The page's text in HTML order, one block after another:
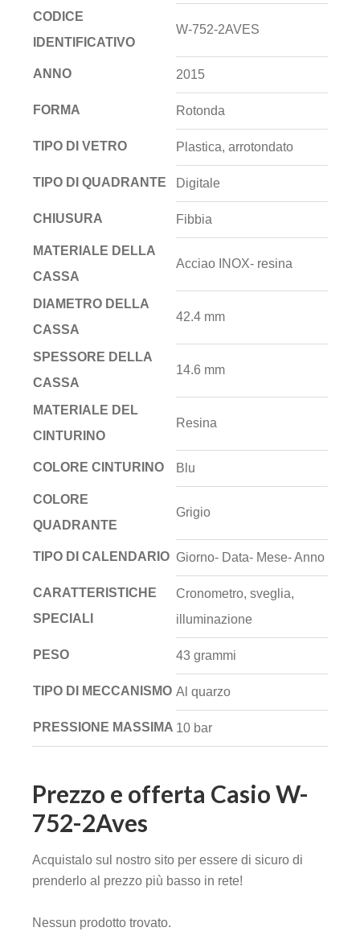
CODICE
IDENTIFICATIVO
W-752-2AVES
ANNO 2015
FORMA Rotonda
TIPO DI VETRO Plastica, arrotondato
TIPO DI QUADRANTE Digitale
CHIUSURA Fibbia
MATERIALE DELLA
CASSA
Acciao INOX- resina
DIAMETRO DELLA
CASSA
42.4 mm
SPESSORE DELLA
CASSA
14.6 mm
MATERIALE DEL
CINTURINO
Resina
COLORE CINTURINO Blu
COLORE
QUADRANTE
Grigio
TIPO DI CALENDARIO Giorno- Data- Mese- Anno
CARATTERISTICHE
SPECIALI
Cronometro, sveglia,
illuminazione
PESO 43 grammi
TIPO DI MECCANISMO Al quarzo
PRESSIONE MASSIMA 10 bar
Prezzo e offerta Casio W-
752-2Aves
Acquistalo sul nostro sito per essere di sicuro di
prenderlo al prezzo più basso in rete!
Nessun prodotto trovato.